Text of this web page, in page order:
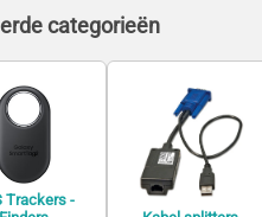
categorieën
Trackers -